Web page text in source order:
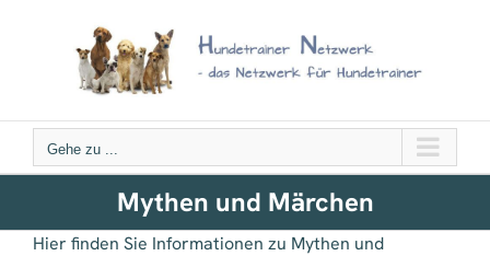
Gehe zu ...
Mythen und Märchen
Hier finden Sie Informationen zu Mythen und